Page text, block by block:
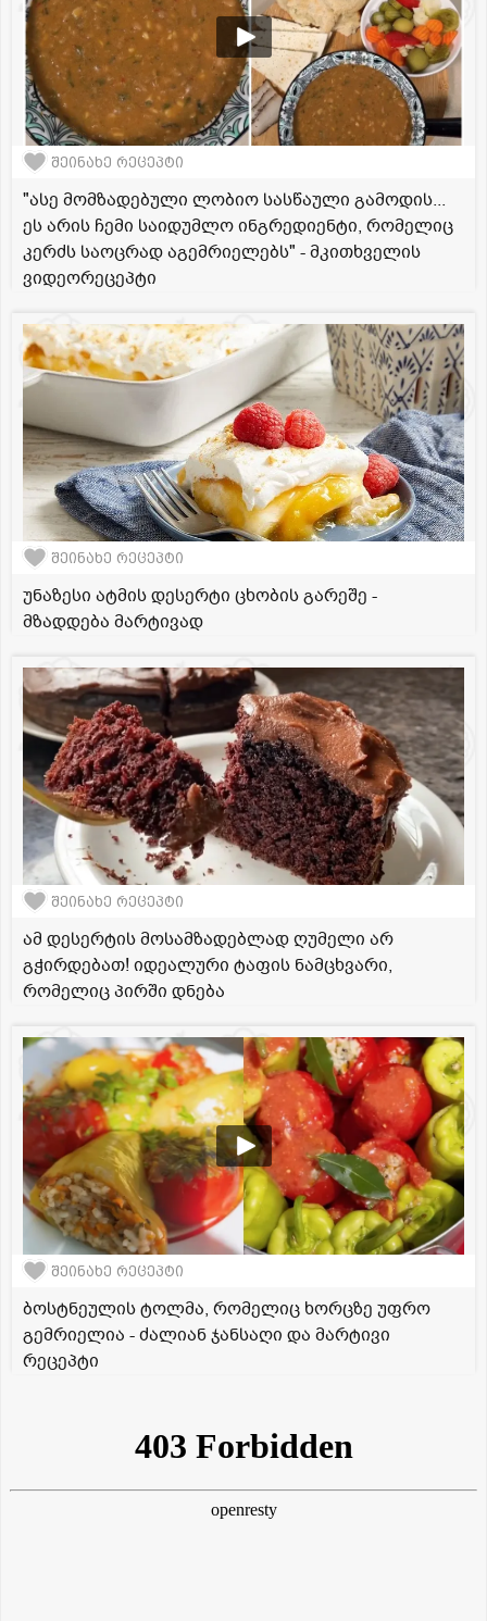
შეინახე რეცეპტი
"ასე მომზადებული ლობიო სასწაული გამოდის...
ეს არის ჩემი საიდუმლო ინგრედიენტი, რომელიც
კერძს საოცრად აგემრიელებს" - მკითხველის
ვიდეორეცეპტი
შეინახე რეცეპტი
უნაზესი ატმის დესერტი ცხობის გარეშე -
მზადდება მარტივად
შეინახე რეცეპტი
ამ დესერტის მოსამზადებლად ღუმელი არ
გჭირდებათ! იდეალური ტაფის ნამცხვარი,
რომელიც პირში დნება
შეინახე რეცეპტი
ბოსტნეულის ტოლმა, რომელიც ხორცზე უფრო
გემრიელია - ძალიან ჯანსაღი და მარტივი
რეცეპტი